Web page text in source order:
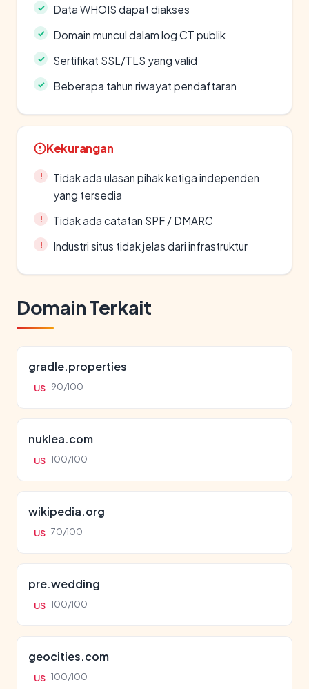
Data WHOIS dapat diakses
Domain muncul dalam log CT publik
Sertifikat SSL/TLS yang valid
Beberapa tahun riwayat pendaftaran
Kekurangan
Tidak ada ulasan pihak ketiga independen
yang tersedia
Tidak ada catatan SPF / DMARC
Industri situs tidak jelas dari infrastruktur
Domain Terkait
gradle.properties
US 90/100
nuklea.com
US 100/100
wikipedia.org
US 70/100
pre.wedding
US 100/100
geocities.com
US 100/100